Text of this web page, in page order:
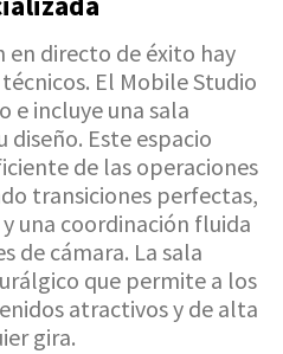
en directo de éxito hay
El Mobile Studio
e incluye una sala
diseño. Este espacio
de las operaciones
transiciones perfectas,
una coordinación fluida
de cámara. La sala
que permite a los
atractivos y de alta
gira.